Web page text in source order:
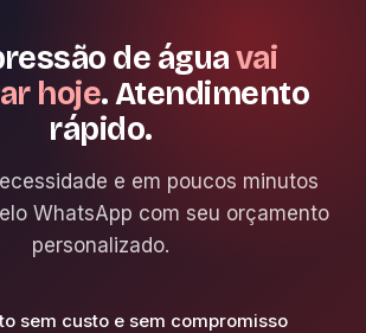
de águavai
hoje. Atendimento
rápido.
e em poucos minutos
WhatsApp com seu orçamento
personalizado.
sem custo e sem compromisso